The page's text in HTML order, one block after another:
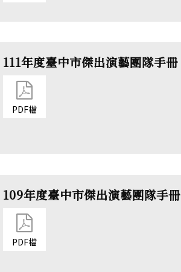
111年度臺中市傑出演藝團隊手冊
PDF檔
109年度臺中市傑出演藝團隊手冊
PDF檔